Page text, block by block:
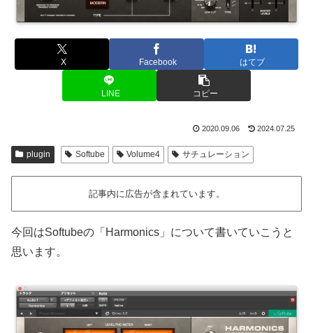
X Facebook はてブ
LINE コピー
2020.09.06 2024.07.25
plugin Softube Volume4 サチュレーション
記事内に広告が含まれています。
今回はSoftubeの「Harmonics」について書いていこうと
思います。